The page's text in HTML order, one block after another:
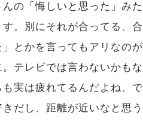
んの「悔しいと思った」み
す。別にそれが合ってる、
とかを言ってもアリなの
テレビでは言わないかもな
も実は疲れてるんだよね、
だし、距離が近いなと思